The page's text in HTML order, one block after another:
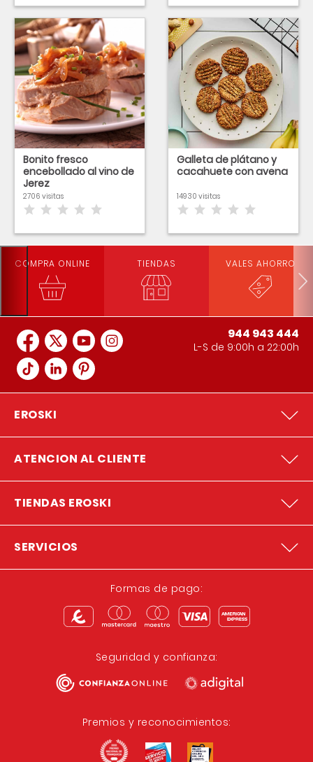
Bonito fresco
encebollado al vino de
Jerez
2706 visitas
Galleta de plátano y
cacahuete con avena
14930 visitas
COMPRA ONLINE TIENDAS VALES AHORRO
944 943 444
L-S de 9:00h a 22:00h
EROSKI
ATENCION AL CLIENTE
TIENDAS EROSKI
SERVICIOS
Formas de pago:
Seguridad y confianza:
Premios y reconocimientos: